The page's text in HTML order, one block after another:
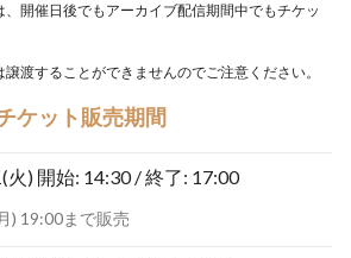
開催日後でもアーカイブ配信期間中でもチケッ
渡することができませんのでご注意ください。
ケット販売期間
火) 開始: 14:30 / 終了: 17:00
) 19:00まで販売